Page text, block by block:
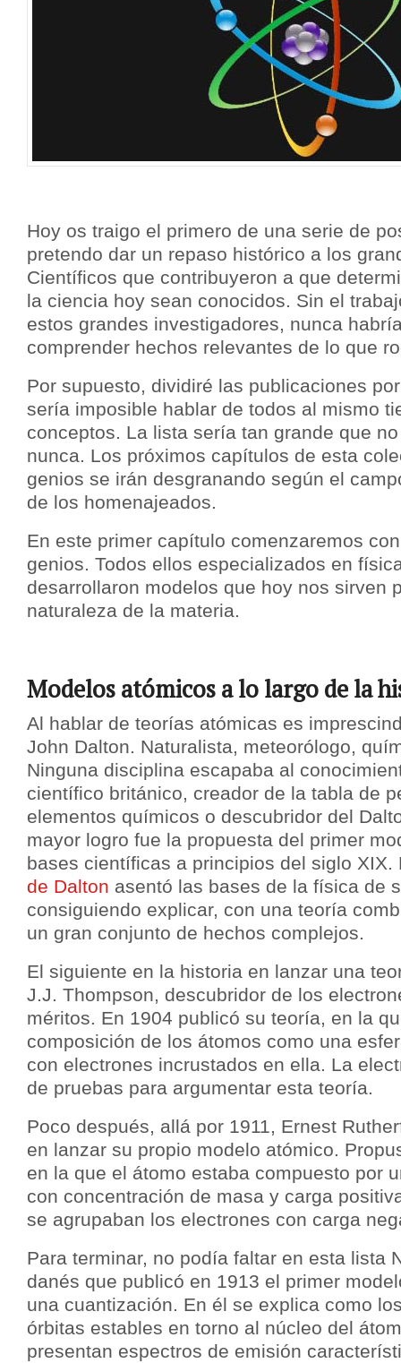
Hoy os traigo el primero de una serie de
pretendo dar un repaso histórico a los
Científicos que contribuyeron a que
la ciencia hoy sean conocidos. Sin el
estos grandes investigadores, nunca
comprender hechos relevantes de lo que
Por supuesto, dividiré las publicaciones
sería imposible hablar de todos al mismo
conceptos. La lista sería tan grande que
nunca. Los próximos capítulos de esta
genios se irán desgranando según el
de los homenajeados.
En este primer capítulo comenzaremos
genios. Todos ellos especializados en
desarrollaron modelos que hoy nos sirven
naturaleza de la materia.
Modelos atómicos a lo largo de la
Al hablar de teorías atómicas es
John Dalton. Naturalista, meteorólogo,
Ninguna disciplina escapaba al
científico británico, creador de la tabla de
elementos químicos o descubridor del
mayor logro fue la propuesta del primer
bases científicas a principios del siglo
de Dalton asentó las bases de la física de
consiguiendo explicar, con una teoría
un gran conjunto de hechos complejos.
El siguiente en la historia en lanzar una
J.J. Thompson, descubridor de los
méritos. En 1904 publicó su teoría, en la
composición de los átomos como una
con electrones incrustados en ella. La
de pruebas para argumentar esta teoría.
Poco después, allá por 1911, Ernest
en lanzar su propio modelo atómico.
en la que el átomo estaba compuesto por
con concentración de masa y carga
se agrupaban los electrones con carga
Para terminar, no podía faltar en esta lista
danés que publicó en 1913 el primer
una cuantización. En él se explica como
órbitas estables en torno al núcleo del
presentan espectros de emisión